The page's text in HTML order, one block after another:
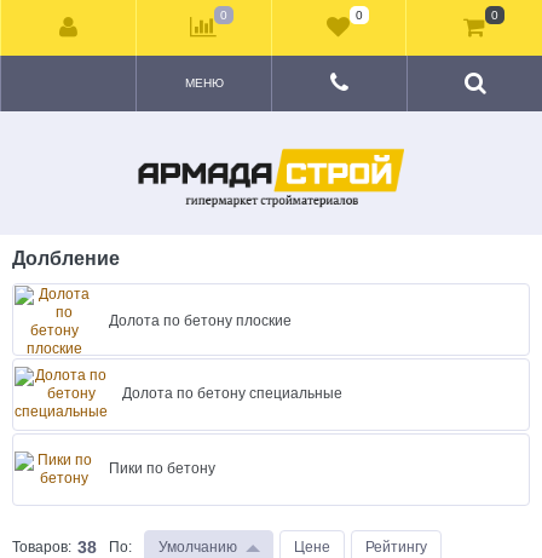
МЕНЮ
Долбление
Долота по бетону плоские
Долота по бетону специальные
Пики по бетону
Товаров: 38 По: Умолчанию Цене Рейтингу
0 0 0